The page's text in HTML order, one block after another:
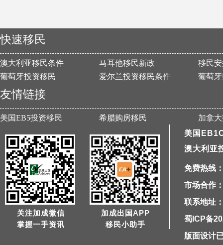
快速移民
澳大利亚移民条件 马耳他移民新政
移民
葡萄牙投资移民
爱尔兰投资移民条件 葡萄
友情链接
美国EB5投资移民 希腊购房移民 加拿
关注加成微信
掌握一手资讯
加成出国APP
移民小助手
美国
澳大利亚
免费热线
市场合作
联系地址
蜀ICP备
版面设计